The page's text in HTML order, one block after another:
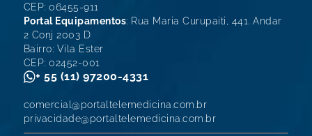
CEP: 06455-911
Portal Equipamentos: Rua Maria Curupaiti, 441. Andar
2 Conj 2003 D
Bairro: Vila Ester
CEP: 02452-001
+ 55 (11) 97200-4331
comercial@portaltelemedicina.com.br
privacidade@portaltelemedicina.com.br